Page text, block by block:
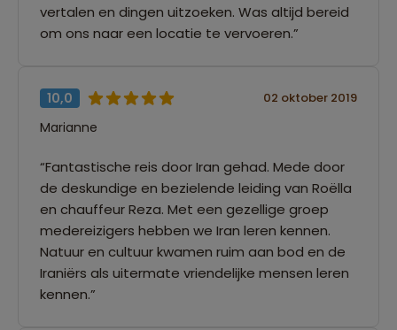
vertalen en dingen uitzoeken. Was altijd bereid
om ons naar een locatie te vervoeren.”
10,0 02 oktober 2019
Marianne
“Fantastische reis door Iran gehad. Mede door
de deskundige en bezielende leiding van Roëlla
en chauffeur Reza. Met een gezellige groep
medereizigers hebben we Iran leren kennen.
Natuur en cultuur kwamen ruim aan bod en de
Iraniërs als uitermate vriendelijke mensen leren
kennen.”